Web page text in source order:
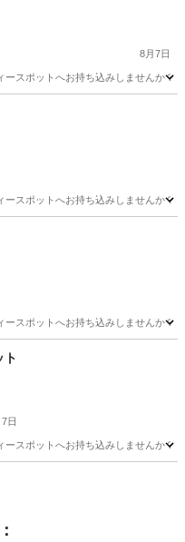
8月7日
ポットへお持ち込みしませんか？
ポットへお持ち込みしませんか？
ポットへお持ち込みしませんか？
ト
日
ポットへお持ち込みしませんか？